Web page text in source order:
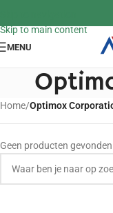
Skip to main content
MENU
Home/Optimox
Geen producten